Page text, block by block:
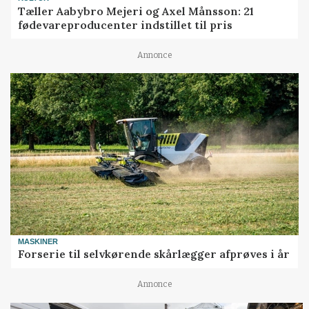
Tæller Aabybro Mejeri og Axel Månsson: 21
fødevareproducenter indstillet til pris
Annonce
MASKINER
Forserie til selvkørende skårlægger afprøves i år
Annonce